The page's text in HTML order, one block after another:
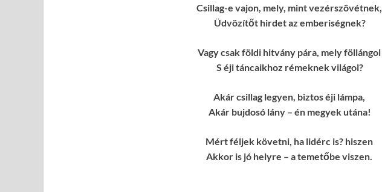
Csillag-e vajon, mely, mint vezérszövétnek,
Üdvözítőt hirdet az emberiségnek?
Vagy csak földi hitvány pára, mely föllángol
S éji táncaikhoz rémeknek világol?
Akár csillag legyen, biztos éji lámpa,
Akár bujdosó lány – én megyek utána!
Mért féljek követni, ha lidérc is? hiszen
Akkor is jó helyre – a temetőbe viszen.